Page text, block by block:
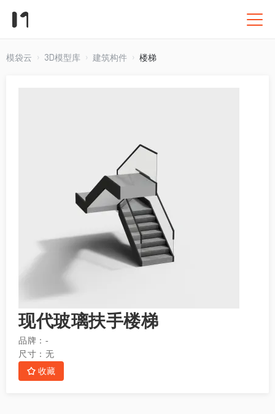
模袋云 3D模型库 建筑构件 楼梯
现代玻璃扶手楼梯
品牌： -
尺寸： 无
收藏